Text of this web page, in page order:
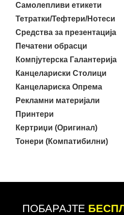
Самолепливи етикети
Тетратки/Тефтери/Нотеси
Средства за презентација
Печатени обрасци
Компјутерска Галантерија
Канцелариски Столици
Канцелариска Опрема
Рекламни материјали
Принтери
Кертриџи (Оригинал)
Тонери (Компатибилни)
ПОБАРАЈТЕ